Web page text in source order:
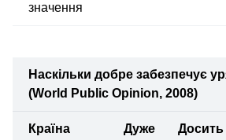
значення
Наскільки добре забезпечує
(World Public Opinion, 2008)
Країна
Дуже
Досить